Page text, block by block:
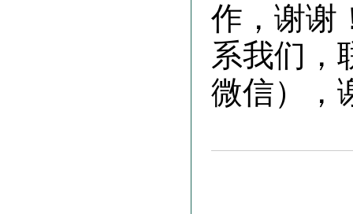
作，谢谢
系我们，
微信），